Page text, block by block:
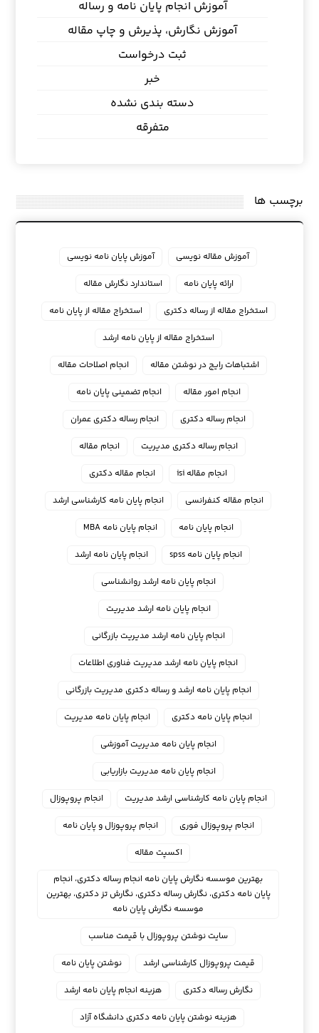
آموزش انجام پایان نامه و رساله
آموزش نگارش، پذیرش و چاپ مقاله
ثبت درخواست
خبر
دسته بندی نشده
متفرقه
برچسب ها
آموزش مقاله نویسی
آموزش پایان نامه نویسی
ارائه پایان نامه
استاندارد نگارش مقاله
استخراج مقاله از رساله دکتری
استخراج مقاله از پایان نامه
استخراج مقاله از پایان نامه ارشد
اشتباهات رایج در نوشتن مقاله
انجام اصلاحات مقاله
انجام امور مقاله
انجام تضمینی پایان نامه
انجام رساله دکتری
انجام رساله دکتری عمران
انجام رساله دکتری مدیریت
انجام مقاله
انجام مقاله isi
انجام مقاله دکتری
انجام مقاله کنفرانسی
انجام پايان نامه كارشناسي ارشد
انجام پایان نامه
انجام پایان نامه MBA
انجام پایان نامه spss
انجام پایان نامه ارشد
انجام پایان نامه ارشد روانشناسی
انجام پایان نامه ارشد مدیریت
انجام پایان نامه ارشد مدیریت بازرگانی
انجام پایان نامه ارشد مدیریت فناوری اطلاعات
انجام پایان نامه ارشد و رساله دکتری مدیریت بازرگانی
انجام پایان نامه دکتری
انجام پایان نامه مدیریت
انجام پایان نامه مدیریت آموزشی
انجام پایان نامه مدیریت بازاریابی
انجام پایان نامه کارشناسی ارشد مدیریت
انجام پروپوزال
انجام پروپوزال فوری
انجام پروپوزال و پایان نامه
اکسپت مقاله
بهترین موسسه نگارش پایان نامه انجام رساله دکتری، انجام
پایان نامه دکتری، نگارش رساله دکتری، نگارش تز دکتری، بهترین
موسسه نگارش پایان نامه
سایت نوشتن پروپوزال با قیمت مناسب
قیمت پروپوزال کارشناسی ارشد
نوشتن پایان نامه
نگارش رساله دکتری
هزینه انجام پایان نامه ارشد
هزینه نوشتن پایان نامه دکتری دانشگاه آزاد